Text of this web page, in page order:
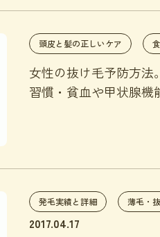
頭皮と髪の正しいケア
女性の抜け毛予防方法
習慣・貧血や甲状腺機
発毛実績と詳細 薄毛・
2017.04.17